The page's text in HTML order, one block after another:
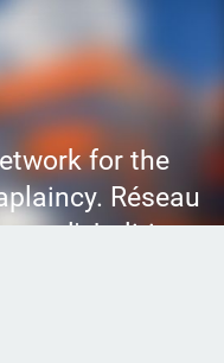
for the
Réseau
l'abolition
Red
la abolición